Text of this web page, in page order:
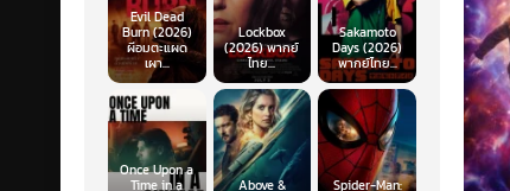
Evil Dead
Burn (2026)
ผีอมตะแผด
เผา...
Lockbox
(2026) พากย์
ไทย...
Sakamoto
Days (2026)
พากย์ไทย...
Once Upon a
Time in a
Above &
Spider-Man: